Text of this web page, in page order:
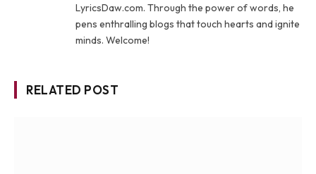
LyricsDaw.com. Through the power of words, he
pens enthralling blogs that touch hearts and ignite
minds. Welcome!
RELATED POST